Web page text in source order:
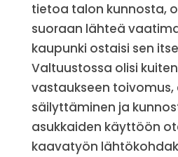
tietoa talon kunnosta,
suoraan lähteä
kaupunki ostaisi sen
Valtuustossa olisi
vastaukseen
säilyttäminen ja
asukkaiden käyttöön
kaavatyön